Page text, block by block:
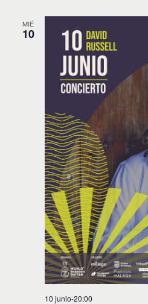
MIÉ
10
10 junio-20:00